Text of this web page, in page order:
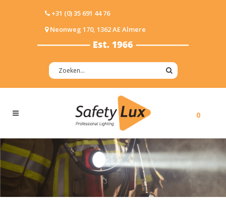
+31 (0) 35 691 44 76
Neonweg 170, 1362 AE Almere
0